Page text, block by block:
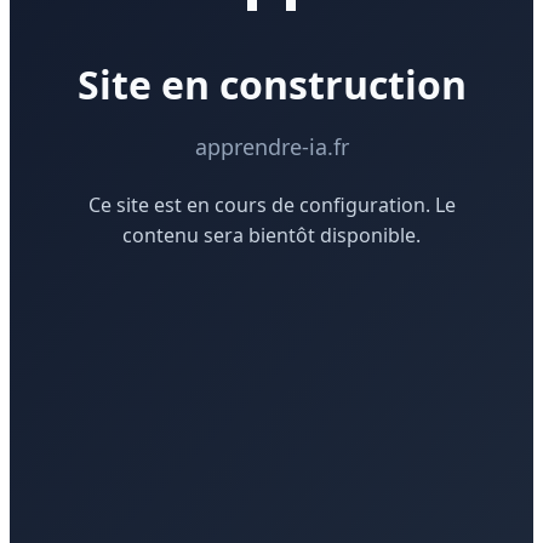
Site en construction
apprendre-ia.fr
Ce site est en cours de configuration. Le
contenu sera bientôt disponible.